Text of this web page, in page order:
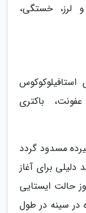
و لرز، خستگی،
باکتری
مسدود گردد
برای آغاز
حالت ایستایی
در سینه در طول